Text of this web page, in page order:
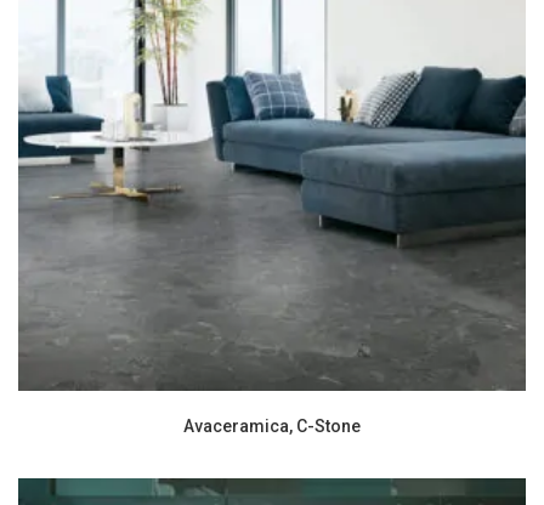
Avaceramica, C-Stone